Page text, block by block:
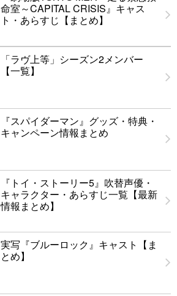
命室～CAPITAL CRISIS』キャス
ト・あらすじ【まとめ】
「ラヴ上等」シーズン2メンバー
【一覧】
『スパイダーマン』グッズ・特典・
キャンペーン情報まとめ
『トイ・ストーリー5』吹替声優・
キャラクター・あらすじ一覧【最新
情報まとめ】
実写『ブルーロック』キャスト【ま
とめ】